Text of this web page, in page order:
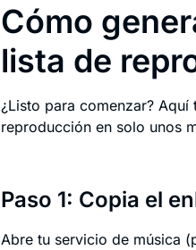
Cómo
lista de
¿Listo para comenzar?
reproducción en solo unos
Paso 1: Copia el
Abre tu servicio de música